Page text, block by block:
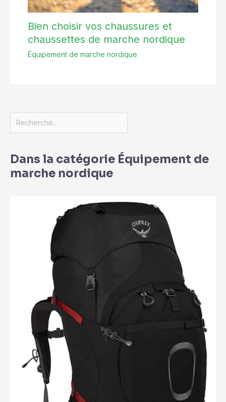
Bien choisir vos chaussures et
chaussettes de marche nordique
Équipement de marche nordique
Dans la catégorie Équipement de
marche nordique